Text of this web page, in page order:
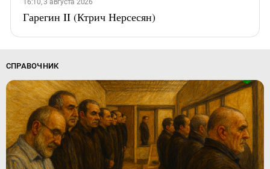
16:10, 3 августа 2026
Гарегин II (Ктрич Нерсесян)
СПРАВОЧНИК